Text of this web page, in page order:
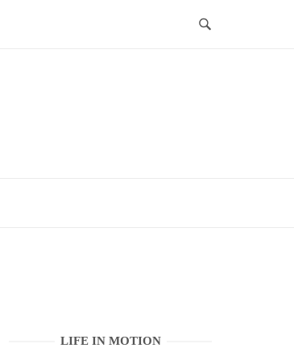
LIFE IN MOTION